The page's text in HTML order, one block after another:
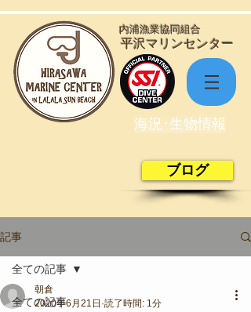
​平沢マリンセンター
​内浦漁業協同組合
海況･生物情報
ブログ
記事
全ての記事
全ての記事
朝倉
2020年6月21日 読了時間: 1分